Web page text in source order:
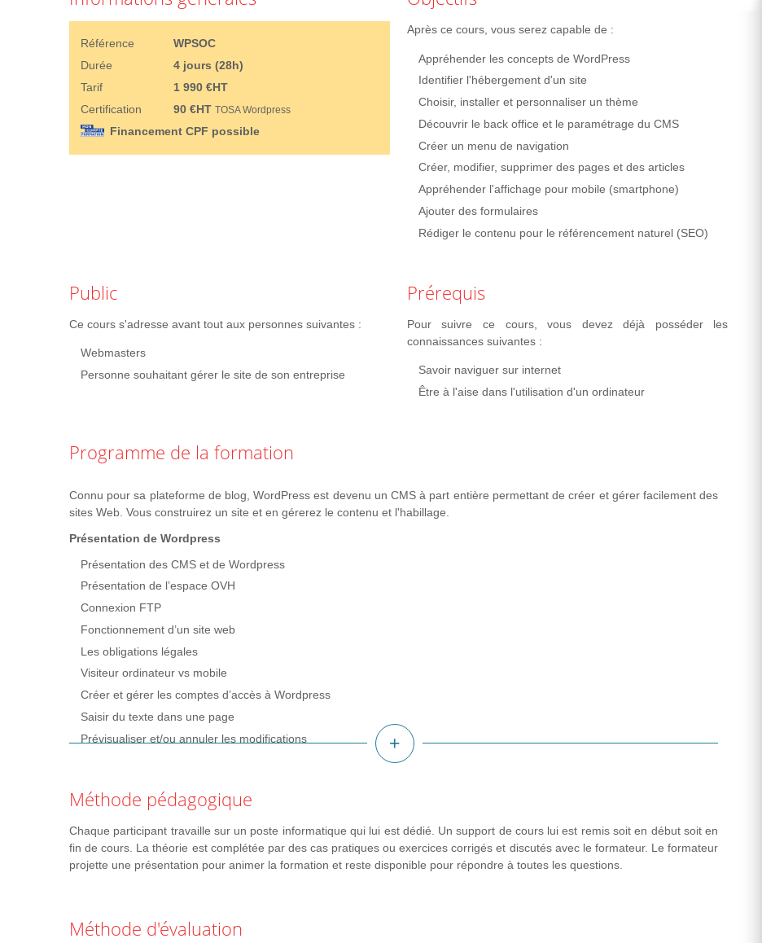
Référence
WPSOC
Durée
4 jours (28h)
Tarif
1 990 €HT
Certification
90 €HTTOSA Wordpress
Financement CPF possible
Après ce cours, vous serez capable de :
Appréhender les concepts de WordPress
Identifier l'hébergement d'un site
Choisir, installer et personnaliser un thème
Découvrir le back office et le paramétrage du CMS
Créer un menu de navigation
Créer, modifier, supprimer des pages et des articles
Appréhender l'affichage pour mobile (smartphone)
Ajouter des formulaires
Rédiger le contenu pour le référencement naturel (SEO)
Public
Ce cours s'adresse avant tout aux personnes suivantes :
Webmasters
Personne souhaitant gérer le site de son entreprise
Prérequis
Pour suivre ce cours, vous devez déjà posséder les
connaissances suivantes :
Savoir naviguer sur internet
Être à l'aise dans l'utilisation d'un ordinateur
Programme de la formation
Connu pour sa plateforme de blog, WordPress est devenu un CMS à part entière permettant de créer et gérer facilement des
sites Web. Vous construirez un site et en gérerez le contenu et l'habillage.
Présentation de Wordpress
Présentation des CMS et de Wordpress
Présentation de l’espace OVH
Connexion FTP
Fonctionnement d’un site web
Les obligations légales
Visiteur ordinateur vs mobile
Créer et gérer les comptes d’accès à Wordpress
Saisir du texte dans une page
Prévisualiser et/ou annuler les modifications
Créer une nouvelle page
Gérer les commentaires
Revenir à une version antérieure
Gestion du contenu
Méthode pédagogique
Chaque participant travaille sur un poste informatique qui lui est dédié. Un support de cours lui est remis soit en début soit en
fin de cours. La théorie est complétée par des cas pratiques ou exercices corrigés et discutés avec le formateur. Le formateur
projette une présentation pour animer la formation et reste disponible pour répondre à toutes les questions.
Méthode d'évaluation